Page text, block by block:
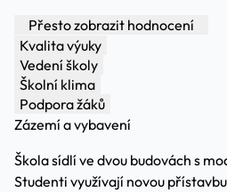
Přesto zobrazit hodnocení
Kvalita výuky
Vedení školy
Školní klima
Podpora žáků
Zázemí a vybavení
Škola sídlí ve dvou budovách s
Studenti využívají novou